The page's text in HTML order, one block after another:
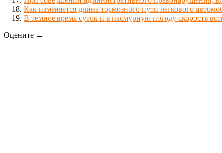
Как изменяется длина тормозного пути легкового
В темное время суток и в пасмурную погоду скорость
Оцените →